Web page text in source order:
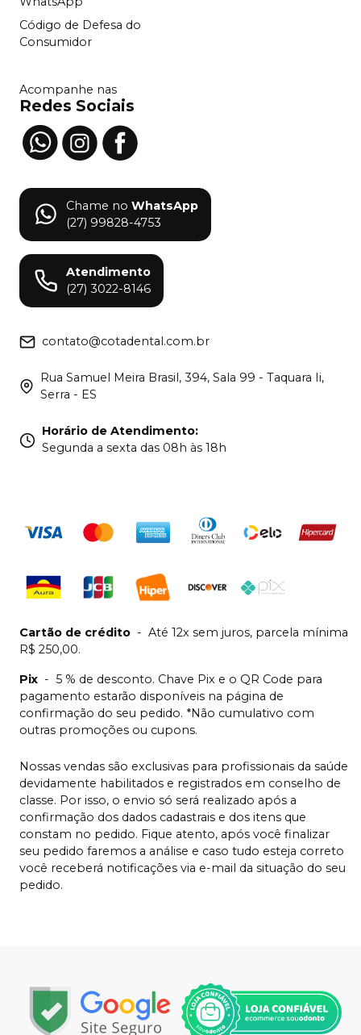
Código de Defesa do
Consumidor
Acompanhe nas
Redes Sociais
Chame no WhatsApp
(27) 99828-4753
Atendimento
(27) 3022-8146
contato@cotadental.com.br
Rua Samuel Meira Brasil, 394, Sala 99 - Taquara Ii,
Serra - ES
Horário de Atendimento:
Segunda a sexta das 08h às 18h
Cartão de crédito - Até 12x sem juros, parcela mínima
R$ 250,00.
Pix - 5 % de desconto. Chave Pix e o QR Code para
pagamento estarão disponíveis na página de
confirmação do seu pedido. *Não cumulativo com
outras promoções ou cupons.
Nossas vendas são exclusivas para profissionais da saúde
devidamente habilitados e registrados em conselho de
classe. Por isso, o envio só será realizado após a
confirmação dos dados cadastrais e dos itens que
constam no pedido. Fique atento, após você finalizar
seu pedido faremos a análise e caso tudo esteja correto
você receberá notificações via e-mail da situação do seu
pedido.